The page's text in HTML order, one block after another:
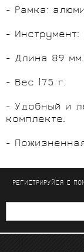
- Рамка:
-
- Длина 89 мм.
- Вес 175 г.
- Удобный и
комплекте.
-
РЕГИСТРИРУЙСЯ С